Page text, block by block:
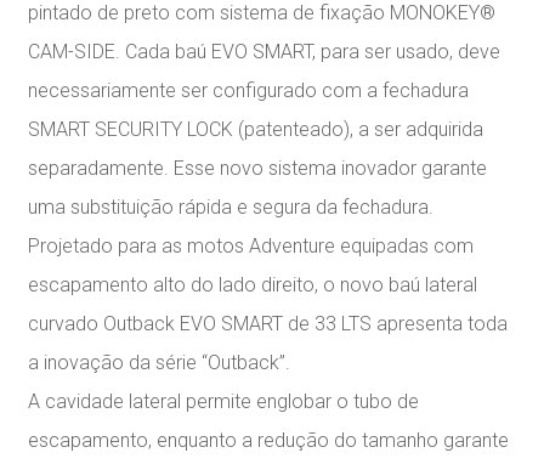
pintado de preto com sistema de fixação MONOKEY®
CAM-SIDE. Cada baú EVO SMART, para ser usado, deve
necessariamente ser configurado com a fechadura
SMART SECURITY LOCK (patenteado), a ser adquirida
separadamente. Esse novo sistema inovador garante
uma substituição rápida e segura da fechadura.
Projetado para as motos Adventure equipadas com
escapamento alto do lado direito, o novo baú lateral
curvado Outback EVO SMART de 33 LTS apresenta toda
a inovação da série “Outback”.
A cavidade lateral permite englobar o tubo de
escapamento, enquanto a redução do tamanho garante